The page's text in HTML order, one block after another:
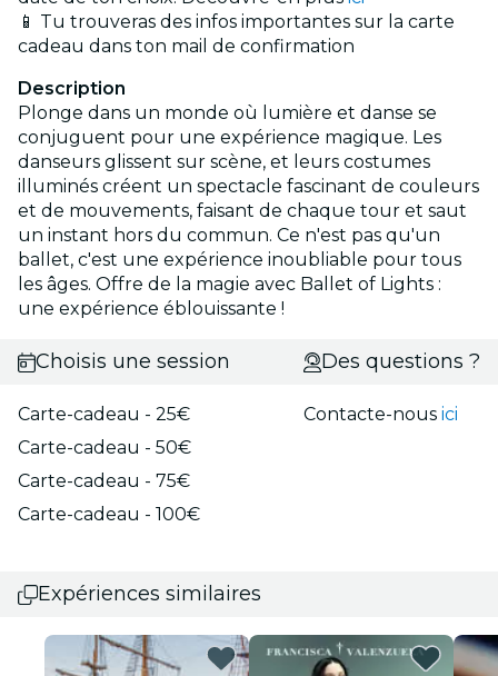
📱 Tu trouveras des infos importantes sur la carte
cadeau dans ton mail de confirmation
Description
Plonge dans un monde où lumière et danse se
conjuguent pour une expérience magique. Les
danseurs glissent sur scène, et leurs costumes
illuminés créent un spectacle fascinant de couleurs
et de mouvements, faisant de chaque tour et saut
un instant hors du commun. Ce n'est pas qu'un
ballet, c'est une expérience inoubliable pour tous
les âges. Offre de la magie avec Ballet of Lights :
une expérience éblouissante !
Choisis une session
Carte-cadeau - 25€
Carte-cadeau - 50€
Carte-cadeau - 75€
Carte-cadeau - 100€
Des questions ?
Contacte-nousici
Expériences similaires